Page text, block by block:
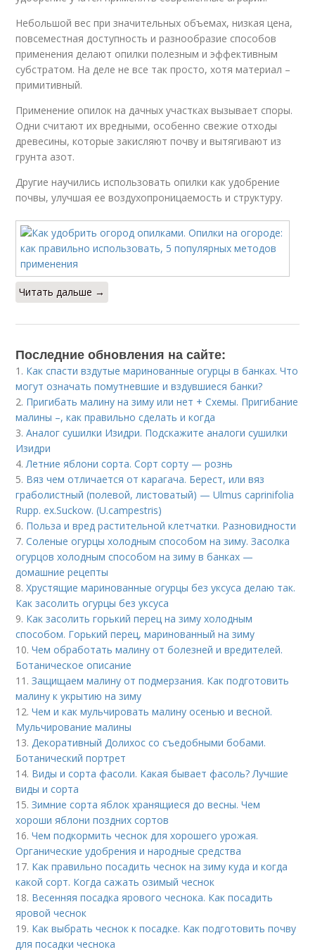
Небольшой вес при значительных объемах, низкая цена,
повсеместная доступность и разнообразие способов
применения делают опилки полезным и эффективным
субстратом. На деле не все так просто, хотя материал –
примитивный.
Применение опилок на дачных участках вызывает споры.
Одни считают их вредными, особенно свежие отходы
древесины, которые закисляют почву и вытягивают из
грунта азот.
Другие научились использовать опилки как удобрение
почвы, улучшая ее воздухопроницаемость и структуру.
Читать дальше →
Последние обновления на сайте:
1. Как спасти вздутые маринованные огурцы в банках. Что
могут означать помутневшие и вздувшиеся банки?
2. Пригибать малину на зиму или нет + Схемы. Пригибание
малины –, как правильно сделать и когда
3.Аналог сушилки Изидри. Подскажите аналоги сушилки
Изидри
4.Летние яблони сорта. Сорт сорту — рознь
5. Вяз чем отличается от карагача. Берест, или вяз
граболистный (полевой, листоватый) — Ulmus caprinifolia
Rupp. ex.Suckow. (U.campestris)
6. Польза и вред растительной клетчатки. Разновидности
7.Соленые огурцы холодным способом на зиму. Засолка
огурцов холодным способом на зиму в банках —
домашние рецепты
8.Хрустящие маринованные огурцы без уксуса делаю так.
Как засолить огурцы без уксуса
9. Как засолить горький перец на зиму холодным
способом. Горький перец, маринованный на зиму
10.Чем обработать малину от болезней и вредителей.
Ботаническое описание
11.Защищаем малину от подмерзания. Как подготовить
малину к укрытию на зиму
12.Чем и как мульчировать малину осенью и весной.
Мульчирование малины
13.Декоративный Долихос со съедобными бобами.
Ботанический портрет
14. Виды и сорта фасоли. Какая бывает фасоль? Лучшие
виды и сорта
15.Зимние сорта яблок хранящиеся до весны. Чем
хороши яблони поздних сортов
16.Чем подкормить чеснок для хорошего урожая.
Органические удобрения и народные средства
17. Как правильно посадить чеснок на зиму куда и когда
какой сорт. Когда сажать озимый чеснок
18. Весенняя посадка ярового чеснока. Как посадить
яровой чеснок
19. Как выбрать чеснок к посадке. Как подготовить почву
для посадки чеснока